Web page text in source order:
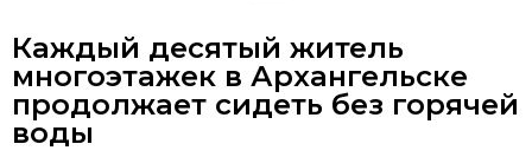
Каждый десятый житель
многоэтажек в Архангельске
продолжает сидеть без горячей
воды